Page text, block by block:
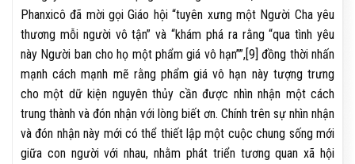
Phanxicô đã mời gọi Giáo hội “tuyên xưng một Người Cha yêu
thương mỗi người vô tận” và “khám phá ra rằng “qua tình yêu
này Người ban cho họ một phẩm giá vô hạn””,[9] đồng thời nhấn
mạnh cách mạnh mẽ rằng phẩm giá vô hạn này tượng trưng
cho một dữ kiện nguyên thủy cần được nhìn nhận một cách
trung thành và đón nhận với lòng biết ơn. Chính trên sự nhìn nhận
và đón nhận này mới có thể thiết lập một cuộc chung sống mới
giữa con người với nhau, nhằm phát triển tương quan xã hội